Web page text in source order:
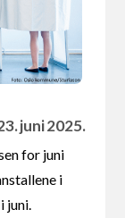
juni 2025.
for juni
i
juni.